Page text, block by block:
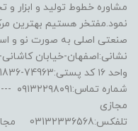
مشاوره خطوط تولید و ابزار
نمود.مفتخر هستیم بهترین
صنعتی اصلی به صورت نو و
واحد ۱۶ کد پستی:74963-81836
مجازی
تلفکس:03132336568 مجازی